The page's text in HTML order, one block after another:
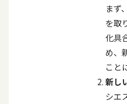
まず
を取
化具
め、
こと
新し
シエ